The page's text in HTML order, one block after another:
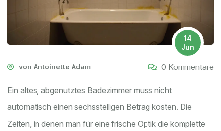
14
Jun
von Antoinette Adam 0 Kommentare
Ein altes, abgenutztes Badezimmer muss nicht
automatisch einen sechsstelligen Betrag kosten. Die
Zeiten, in denen man für eine frische Optik die komplette